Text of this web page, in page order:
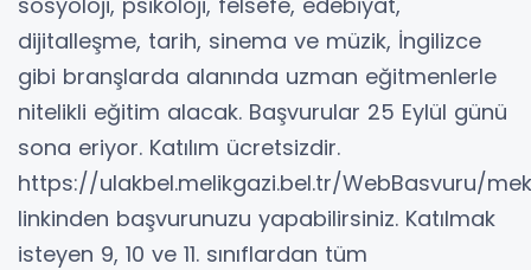
dijitalleşme, tarih, sinema ve müzik, İngilizce
gibi branşlarda alanında uzman eğitmenlerle
nitelikli eğitim alacak. Başvurular 25 Eylül günü
sona eriyor. Katılım ücretsizdir.
https://ulakbel.melikgazi.bel.tr/WebBasvuru/
linkinden başvurunuzu yapabilirsiniz. Katılmak
isteyen 9, 10 ve 11. sınıflardan tüm